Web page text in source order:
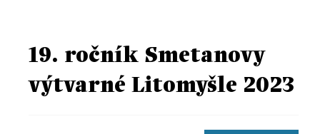
19. ročník Smetanovy
výtvarné Litomyšle 2023